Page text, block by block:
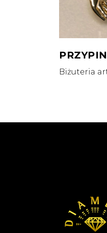
Biżuteria